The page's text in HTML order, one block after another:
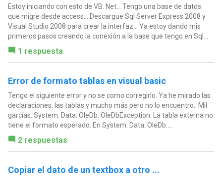
Estoy iniciando con esto de VB. Net... Tengo una base de datos
que migre desde access... Descargue Sql Server Express 2008 y
Visual Studio 2008 para crear la interfaz... Ya estoy dando mis
primeros pasos creando la conexión a la base que tengo en Sql...
1 respuesta
Error de formato tablas en visual basic
Tengo el siguiente error y no se como corregirlo. Ya he mirado las
declaraciones, las tablas y mucho más pero no lo encuentro.. Mil
garcías. System. Data. OleDb. OleDbException: La tabla externa no
tiene el formato esperado. En System. Data. OleDb....
2 respuestas
Copiar el dato de un textbox a otro ...